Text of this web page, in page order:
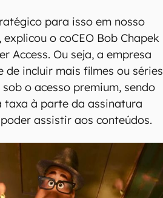
para isso em nosso
o coCEO Bob Chapek
Access. Ou seja, a empresa
incluir mais filmes ou séries
o acesso premium, sendo
taxa à parte da assinatura
assistir aos conteúdos.